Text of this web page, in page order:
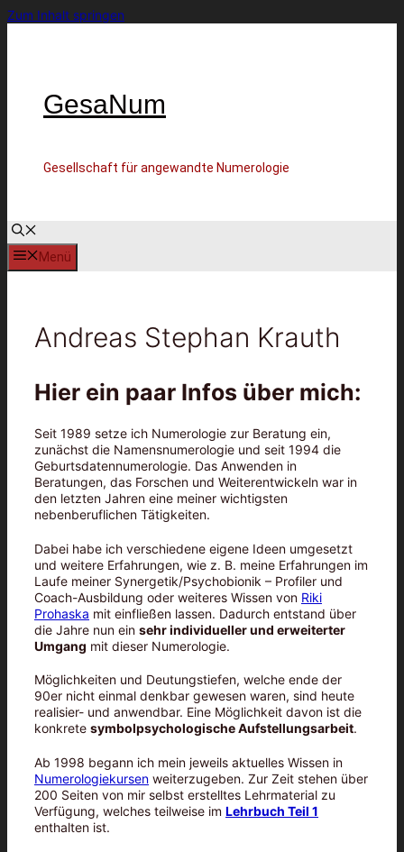
Zum Inhalt springen
GesaNum
Gesellschaft für angewandte Numerologie
Menü
Andreas Stephan Krauth
Hier ein paar Infos über mich:
Seit 1989 setze ich Numerologie zur Beratung ein,
zunächst die Namensnumerologie und seit 1994 die
Geburtsdatennumerologie. Das Anwenden in
Beratungen, das Forschen und Weiterentwickeln war in
den letzten Jahren eine meiner wichtigsten
nebenberuflichen Tätigkeiten.
Dabei habe ich verschiedene eigene Ideen umgesetzt
und weitere Erfahrungen, wie z. B. meine Erfahrungen im
Laufe meiner Synergetik/Psychobionik – Profiler und
Coach-Ausbildung oder weiteres Wissen von Riki
Prohaska mit einfließen lassen. Dadurch entstand über
die Jahre nun ein sehr individueller und erweiterter
Umgang mit dieser Numerologie.
Möglichkeiten und Deutungstiefen, welche ende der
90er nicht einmal denkbar gewesen waren, sind heute
realisier- und anwendbar. Eine Möglichkeit davon ist die
konkrete symbolpsychologische Aufstellungsarbeit.
Ab 1998 begann ich mein jeweils aktuelles Wissen in
Numerologiekursen weiterzugeben. Zur Zeit stehen über
200 Seiten von mir selbst erstelltes Lehrmaterial zu
Verfügung, welches teilweise im Lehrbuch Teil 1
enthalten ist.